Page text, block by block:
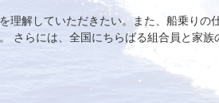
理解していただきたい。また、船乗りの
さらには、全国にちらばる組合員と家